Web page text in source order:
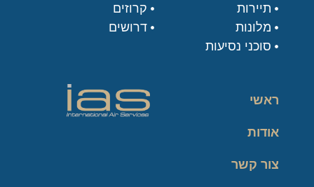
תיירות
מלונות
סוכני נסיעות
קרוזים
דרושים
ראשי
אודות
צור קשר